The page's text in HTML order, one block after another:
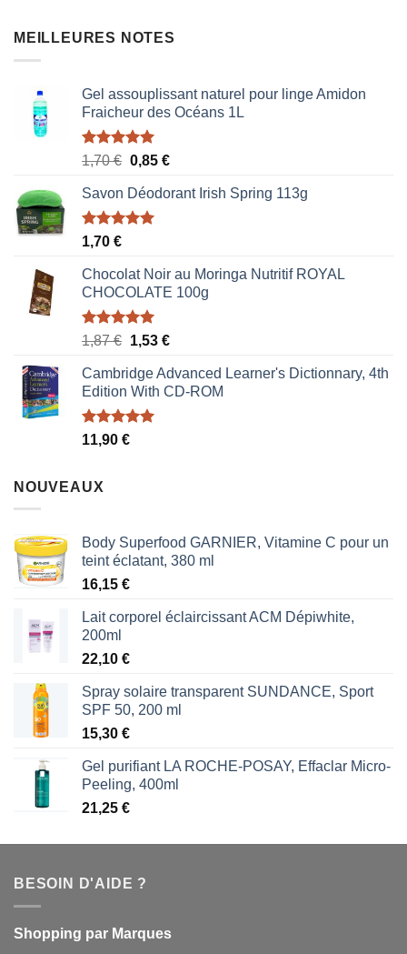
MEILLEURES NOTES
Gel assouplissant naturel pour linge Amidon
Fraicheur des Océans 1L
Note5.00
1,70€ Le
initial
était :
0,85 €Le
actuel
Savon Déodorant Irish Spring 113g
Note5.00
1,70 €
Chocolat Noir au Moringa Nutritif ROYAL
CHOCOLATE 100g
Note5.00
1,87€ Le
initial
était :
1,87 €.
1,53 €Le
actuel
est :
Cambridge Advanced Learner's Dictionnary, 4th
Edition With CD-ROM
Note5.00
11,90 €
NOUVEAUX
Body Superfood GARNIER, Vitamine C pour un
teint éclatant, 380 ml
16,15 €
Lait corporel éclaircissant ACM Dépiwhite,
200ml
22,10 €
Spray solaire transparent SUNDANCE, Sport
SPF 50, 200 ml
15,30 €
Gel purifiant LA ROCHE-POSAY, Effaclar Micro-
Peeling, 400ml
21,25 €
BESOIN D'AIDE ?
Shopping par Marques